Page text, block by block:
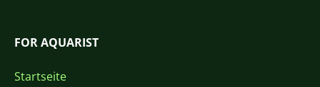
FOR AQUARIST
Startseite